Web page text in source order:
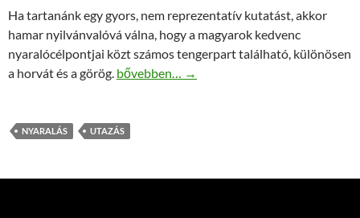
Ha tartanánk egy gyors, nem reprezentatív kutatást, akkor
hamar nyilvánvalóvá válna, hogy a magyarok kedvenc
nyaralócélpontjai közt számos tengerpart található, különösen
a horvát és a görög. Utazásokról és nyaralásokról bővebben az
bővebben… →
NYARALÁS UTAZÁS